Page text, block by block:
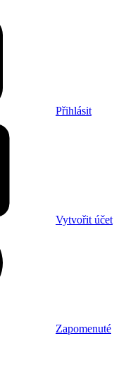
Přihlásit
Vytvořit účet
Zapomenuté